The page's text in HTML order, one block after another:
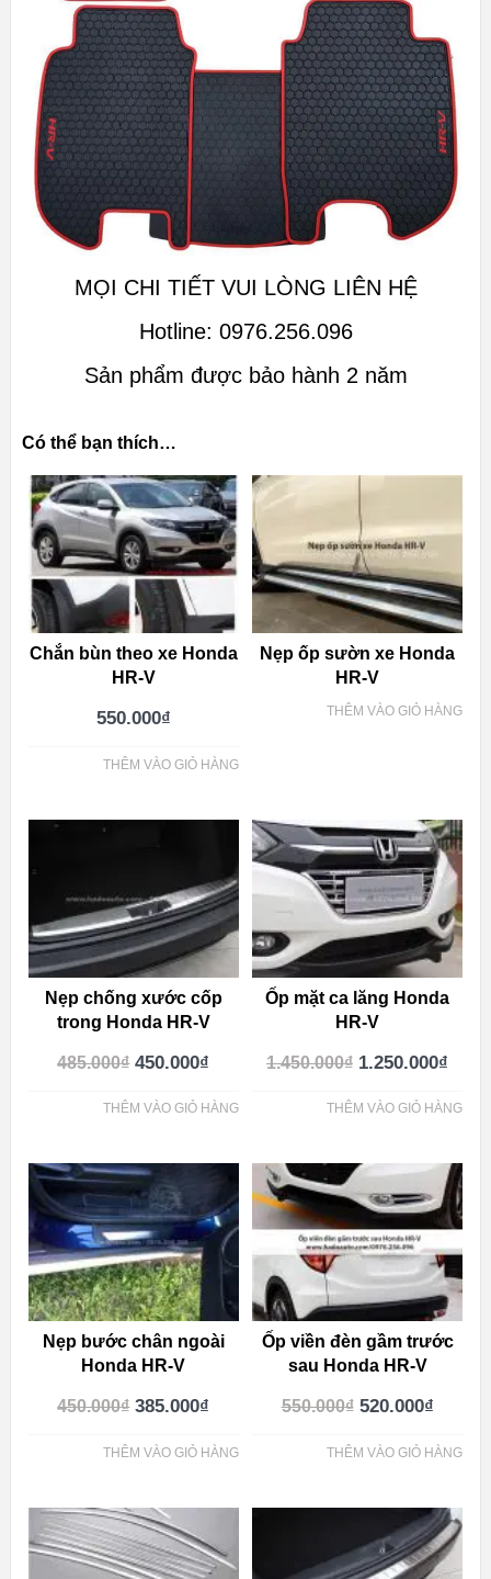
MỌI CHI TIẾT VUI LÒNG LIÊN HỆ
Hotline: 0976.256.096
Sản phẩm được bảo hành 2 năm
Có thể bạn thích…
Chắn bùn theo xe Honda
HR-V
550.000₫
THÊM VÀO GIỎ HÀNG
Nẹp ốp sườn xe Honda
HR-V
THÊM VÀO GIỎ HÀNG
Nẹp chống xước cốp
trong Honda HR-V
485.000₫ 450.000₫
THÊM VÀO GIỎ HÀNG
Ốp mặt ca lăng Honda
HR-V
1.450.000₫ 1.250.000₫
THÊM VÀO GIỎ HÀNG
Nẹp bước chân ngoài
Honda HR-V
450.000₫ 385.000₫
THÊM VÀO GIỎ HÀNG
Ốp viền đèn gầm trước
sau Honda HR-V
550.000₫ 520.000₫
THÊM VÀO GIỎ HÀNG